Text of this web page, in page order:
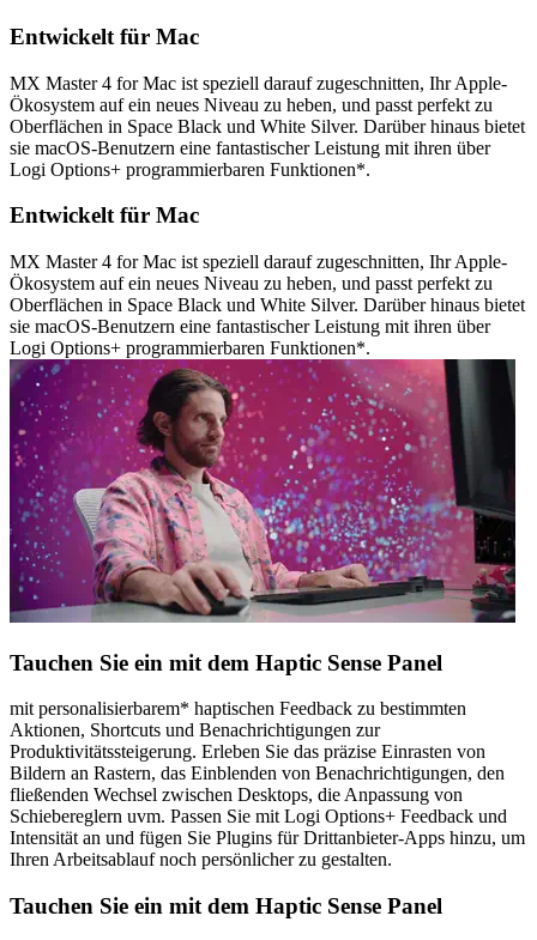
Entwickelt für Mac
MX Master 4 for Mac ist speziell darauf zugeschnitten, Ihr Apple-
Ökosystem auf ein neues Niveau zu heben, und passt perfekt zu
Oberflächen in Space Black und White Silver. Darüber hinaus bietet
sie macOS-Benutzern eine fantastischer Leistung mit ihren über
Logi Options+ programmierbaren Funktionen*.
Entwickelt für Mac
MX Master 4 for Mac ist speziell darauf zugeschnitten, Ihr Apple-
Ökosystem auf ein neues Niveau zu heben, und passt perfekt zu
Oberflächen in Space Black und White Silver. Darüber hinaus bietet
sie macOS-Benutzern eine fantastischer Leistung mit ihren über
Logi Options+ programmierbaren Funktionen*.
Tauchen Sie ein mit dem Haptic Sense Panel
mit personalisierbarem* haptischen Feedback zu bestimmten
Aktionen, Shortcuts und Benachrichtigungen zur
Produktivitätssteigerung. Erleben Sie das präzise Einrasten von
Bildern an Rastern, das Einblenden von Benachrichtigungen, den
fließenden Wechsel zwischen Desktops, die Anpassung von
Schiebereglern uvm. Passen Sie mit Logi Options+ Feedback und
Intensität an und fügen Sie Plugins für Drittanbieter-Apps hinzu, um
Ihren Arbeitsablauf noch persönlicher zu gestalten.
Tauchen Sie ein mit dem Haptic Sense Panel